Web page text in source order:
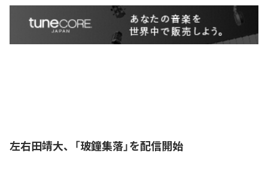
左右田靖大、「玻鐘集落」を配信開始